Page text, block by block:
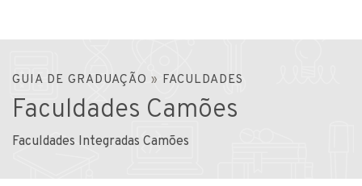
GUIA DE GRADUAÇÃO » FACULDADES
Faculdades Camões
Faculdades Integradas Camões